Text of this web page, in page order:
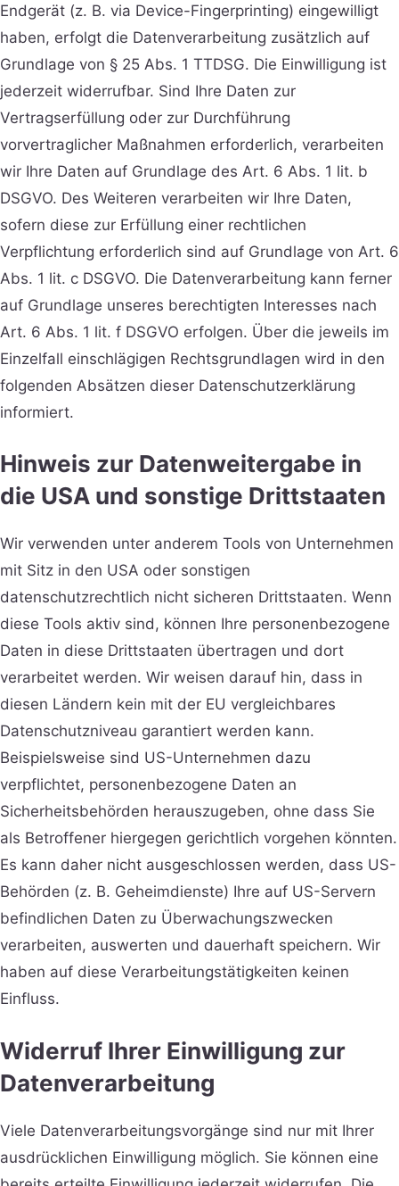
Endgerät (z. B. via Device-Fingerprinting) eingewilligt
haben, erfolgt die Datenverarbeitung zusätzlich auf
Grundlage von § 25 Abs. 1 TTDSG. Die Einwilligung ist
jederzeit widerrufbar. Sind Ihre Daten zur
Vertragserfüllung oder zur Durchführung
vorvertraglicher Maßnahmen erforderlich, verarbeiten
wir Ihre Daten auf Grundlage des Art. 6 Abs. 1 lit. b
DSGVO. Des Weiteren verarbeiten wir Ihre Daten,
sofern diese zur Erfüllung einer rechtlichen
Verpflichtung erforderlich sind auf Grundlage von Art. 6
Abs. 1 lit. c DSGVO. Die Datenverarbeitung kann ferner
auf Grundlage unseres berechtigten Interesses nach
Art. 6 Abs. 1 lit. f DSGVO erfolgen. Über die jeweils im
Einzelfall einschlägigen Rechtsgrundlagen wird in den
folgenden Absätzen dieser Datenschutzerklärung
informiert.
Hinweis zur Datenweitergabe in
die USA und sonstige Drittstaaten
Wir verwenden unter anderem Tools von Unternehmen
mit Sitz in den USA oder sonstigen
datenschutzrechtlich nicht sicheren Drittstaaten. Wenn
diese Tools aktiv sind, können Ihre personenbezogene
Daten in diese Drittstaaten übertragen und dort
verarbeitet werden. Wir weisen darauf hin, dass in
diesen Ländern kein mit der EU vergleichbares
Datenschutzniveau garantiert werden kann.
Beispielsweise sind US-Unternehmen dazu
verpflichtet, personenbezogene Daten an
Sicherheitsbehörden herauszugeben, ohne dass Sie
als Betroffener hiergegen gerichtlich vorgehen könnten.
Es kann daher nicht ausgeschlossen werden, dass US-
Behörden (z. B. Geheimdienste) Ihre auf US-Servern
befindlichen Daten zu Überwachungszwecken
verarbeiten, auswerten und dauerhaft speichern. Wir
haben auf diese Verarbeitungstätigkeiten keinen
Einfluss.
Widerruf Ihrer Einwilligung zur
Datenverarbeitung
Viele Datenverarbeitungsvorgänge sind nur mit Ihrer
ausdrücklichen Einwilligung möglich. Sie können eine